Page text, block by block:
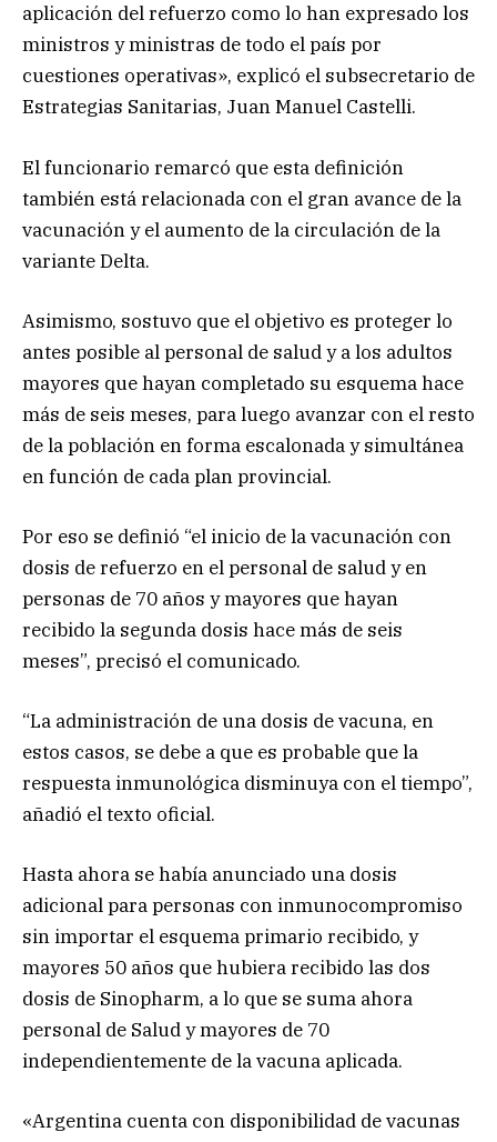
aplicación del refuerzo como lo han expresado los
ministros y ministras de todo el país por
cuestiones operativas», explicó el subsecretario de
Estrategias Sanitarias, Juan Manuel Castelli.
El funcionario remarcó que esta definición
también está relacionada con el gran avance de la
vacunación y el aumento de la circulación de la
variante Delta.
Asimismo, sostuvo que el objetivo es proteger lo
antes posible al personal de salud y a los adultos
mayores que hayan completado su esquema hace
más de seis meses, para luego avanzar con el resto
de la población en forma escalonada y simultánea
en función de cada plan provincial.
Por eso se definió “el inicio de la vacunación con
dosis de refuerzo en el personal de salud y en
personas de 70 años y mayores que hayan
recibido la segunda dosis hace más de seis
meses”, precisó el comunicado.
“La administración de una dosis de vacuna, en
estos casos, se debe a que es probable que la
respuesta inmunológica disminuya con el tiempo”,
añadió el texto oficial.
Hasta ahora se había anunciado una dosis
adicional para personas con inmunocompromiso
sin importar el esquema primario recibido, y
mayores 50 años que hubiera recibido las dos
dosis de Sinopharm, a lo que se suma ahora
personal de Salud y mayores de 70
independientemente de la vacuna aplicada.
«Argentina cuenta con disponibilidad de vacunas